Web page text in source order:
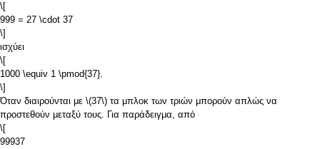
\[
999 = 27 \cdot 37
\]
ισχύει
\[
1000 \equiv 1 \pmod{37}.
\]
Όταν διαιρούνται με \(37\) τα μπλοκ των τριών μπορούν απλώς να
προστεθούν μεταξύ τους. Για παράδειγμα, από
\[
99937